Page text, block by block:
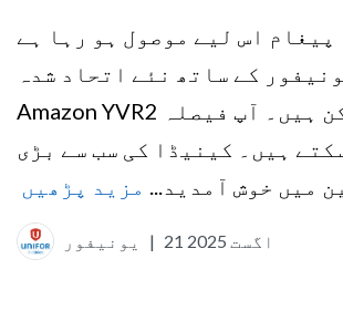
پیغام اس لیے موصول ہو رہا ہے
کے ساتھ نئے اتحاد شدہ
Amazon YVR2 یونٹ کے رکن ہیں۔ آپ فیصلہ
ہیں۔ کینیڈا کی سب سے بڑی
میں خوش آمدید...
مزید پڑھیں
یونیفور | 21 اگست 2025